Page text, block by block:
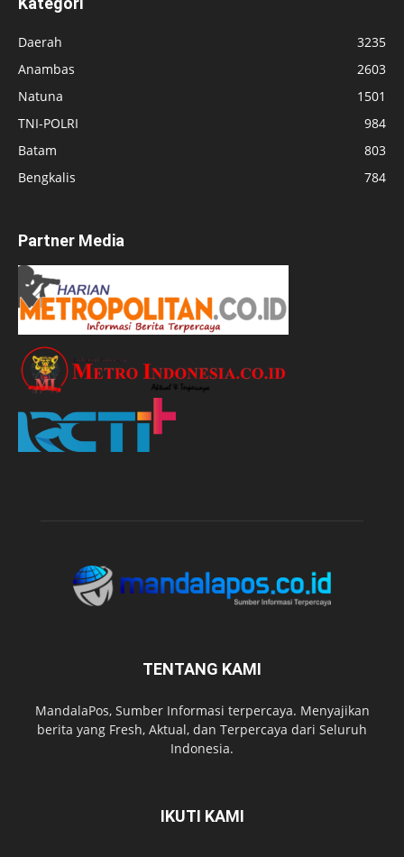
Daerah
3235
Anambas
2603
Natuna
1501
TNI-POLRI
984
Batam
803
Bengkalis
784
Partner Media
TENTANG KAMI
MandalaPos, Sumber Informasi terpercaya. Menyajikan
berita yang Fresh, Aktual, dan Terpercaya dari Seluruh
Indonesia.
IKUTI KAMI